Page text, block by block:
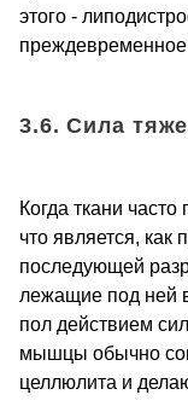
этого -
преждевременное
3.6. Сила
Когда ткани
что является, как
последующей
лежащие под ней
пол действием
мышцы обычно
целлюлита и